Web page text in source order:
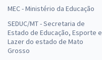
MEC - Ministério da Educação
SEDUC/MT - Secretaria de
Estado de Educação, Esporte e
Lazer do estado de Mato
Grosso